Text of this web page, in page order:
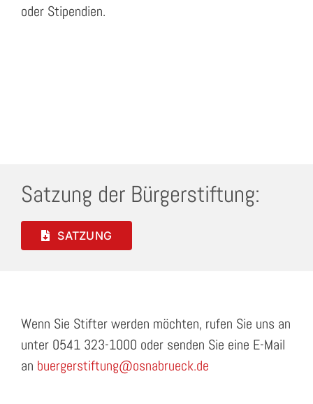
oder Stipendien.
Satzung der Bürgerstiftung:
SATZUNG
Wenn Sie Stifter werden möchten, rufen Sie uns an
unter 0541 323-1000 oder senden Sie eine E-Mail
an buergerstiftung@osnabrueck.de